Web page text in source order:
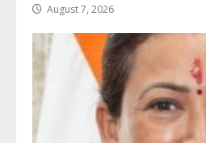
August 7, 2026